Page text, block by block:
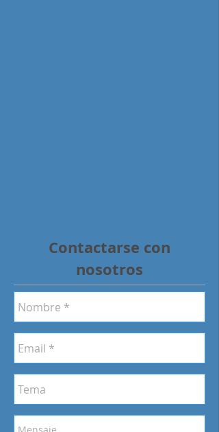
Contactarse con
nosotros